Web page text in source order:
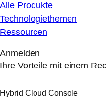
Alle Produkte
Technologiethemen
Ressourcen
Anmelden
Ihre Vorteile mit einem
Hybrid Cloud Console